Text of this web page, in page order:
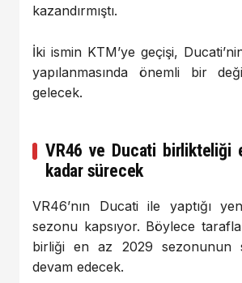
kazandırmıştı.
İki ismin KTM’ye geçişi,
yapılanmasında önemli bir
gelecek.
VR46 ve Ducati birlikteliği
kadar sürecek
VR46’nın Ducati ile yaptığı
sezonu kapsıyor. Böylece
birliği en az 2029 sezonunun
devam edecek.